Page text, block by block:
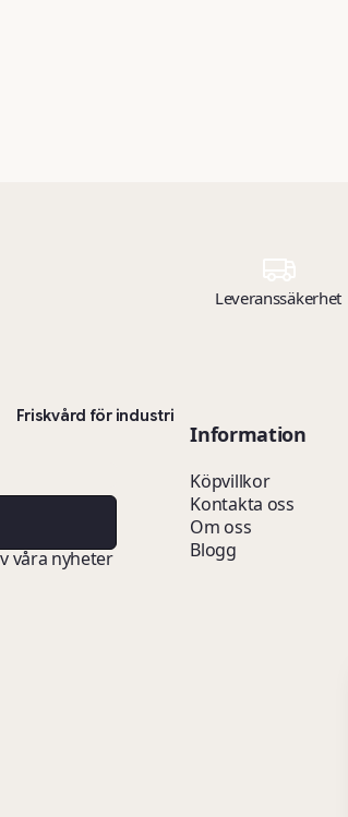
Leveranssäkerhet
Friskvård för industri
våra nyheter
Information
Köpvillkor
Kontakta oss
Om oss
Blogg